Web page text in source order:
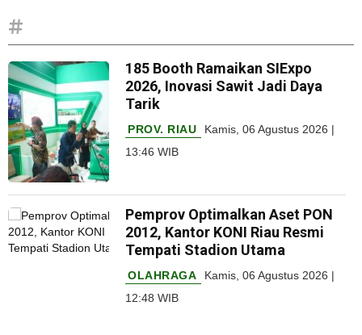
#
185 Booth Ramaikan SIExpo
2026, Inovasi Sawit Jadi Daya
Tarik
PROV. RIAU
Kamis, 06 Agustus 2026 |
13:46 WIB
Pemprov Optimalkan Aset PON
2012, Kantor KONI Riau Resmi
Tempati Stadion Utama
OLAHRAGA
Kamis, 06 Agustus 2026 |
12:48 WIB